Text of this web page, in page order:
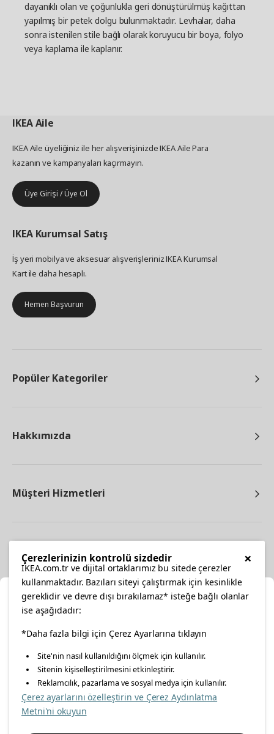
dayanıklı olan ve çoğunlukla geri dönüştürülmüş kağıttan
yapılmış bir petek dolgu bulunmaktadır. Levhalar, daha
sonra istenilen stile bağlı olarak koruyucu bir boya, folyo
veya kaplama ile kaplanır.
IKEAAile
IKEA Aile üyeliğiniz ile her alışverişinizde IKEA Aile Para
kazanın ve kampanyaları kaçırmayın.
Üye Girişi / Üye Ol
IKEA Kurumsal Satış
İş yeri mobilya ve aksesuar alışverişleriniz IKEA Kurumsal
Kart ile daha hesaplı.
Hemen Başvurun
Popüler Kategoriler
Hakkımızda
Müşteri Hizmetleri
facebooktwitterinstagrampinterestyoutube
linkedin
Enerji Politikası Bilgi Güvenliği Politikası
Konumunuzu Seçin
İnternetten vereceğiniz siparişlerinizde size özel hizmet ve
içerikleri görebilmek için lütfen konumuzu seçin.
İl seçiniz
×
Çerezlerinizin kontrolü sizdedir
IKEA.com.tr ve dijital ortaklarımız bu sitede çerezler
kullanmaktadır. Bazıları siteyi çalıştırmak için kesinlikle
gereklidir ve devre dışı bırakılamaz* isteğe bağlı olanlar
ise aşağıdadır:
*Daha fazla bilgi için Çerez Ayarlarına tıklayın
Site'nin nasıl kullanıldığını ölçmek için kullanılır.
Sitenin kişiselleştirilmesini etkinleştirir.
Reklamcılık, pazarlama ve sosyal medya için kullanılır.
Çerez ayarlarını özelleştirin ve Çerez Aydınlatma
Metni'ni okuyun